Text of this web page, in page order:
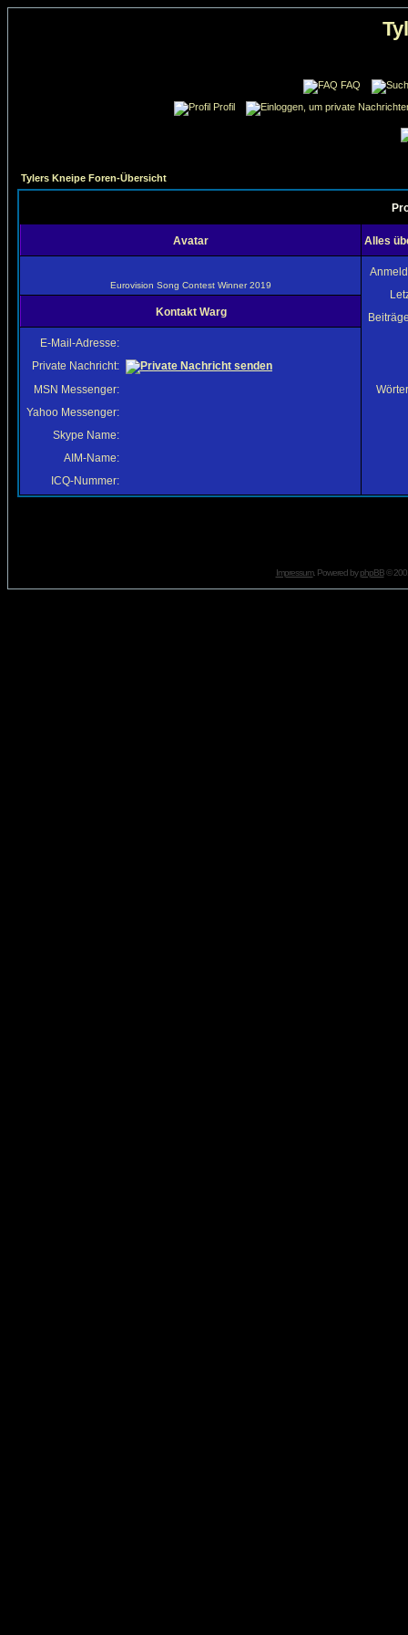
FAQ
Profil
Tylers Kneipe Foren-Übersicht
Avatar Alles
Eurovision Song Contest Winner 2019
Kontakt Warg
E-Mail-Adresse:
Private Nachricht:
MSN Messenger:
Yahoo Messenger:
Skype Name:
AIM-Name:
ICQ-Nummer:
Impressum. Powered byphpBB©